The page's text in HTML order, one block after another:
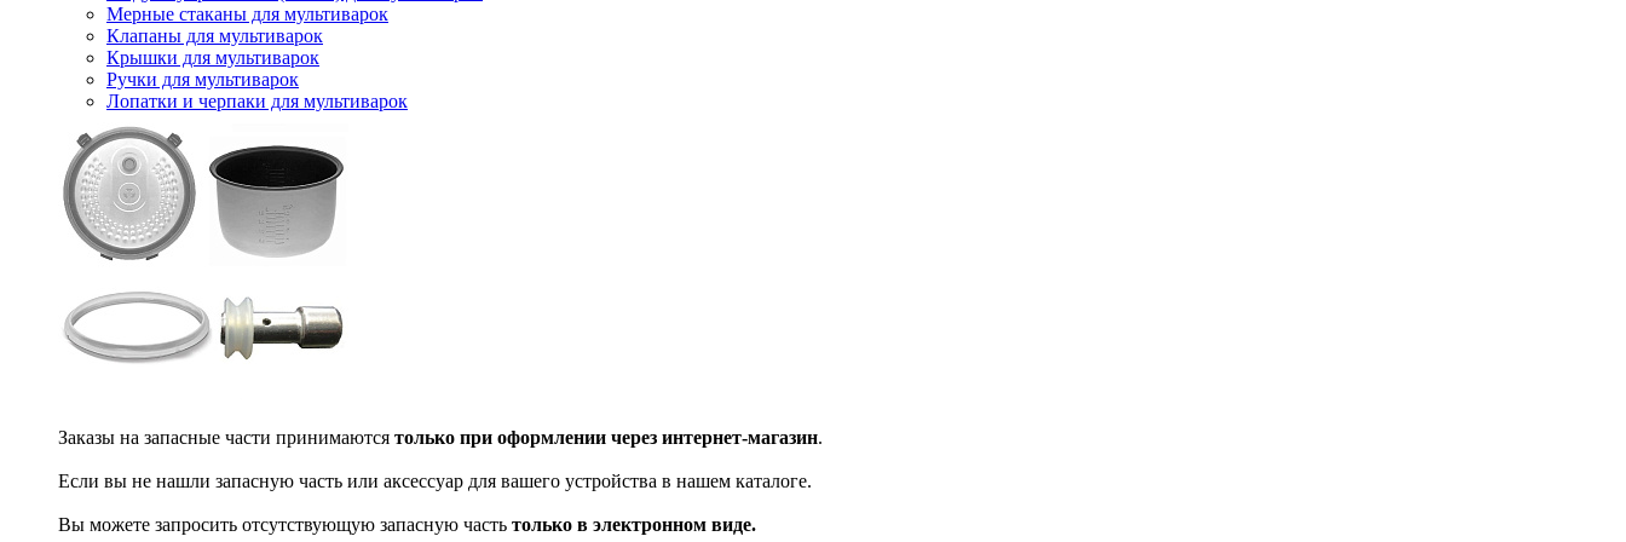
Мерные стаканы для мультиварок
Клапаны для мультиварок
Крышки для мультиварок
Ручки для мультиварок
Лопатки и черпаки для мультиварок
Заказы на запасные части принимаются только при оформлении через интернет-магазин.
Если вы не нашли запасную часть или аксессуар для вашего устройства в нашем каталоге.
Вы можете запросить отсутствующую запасную часть только в электронном виде.